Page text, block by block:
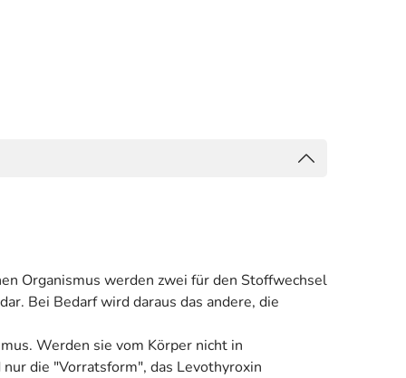
Organismus werden zwei für den Stoffwechsel
Bei Bedarf wird daraus das andere, die
Werden sie vom Körper nicht in
die "Vorratsform", das Levothyroxin